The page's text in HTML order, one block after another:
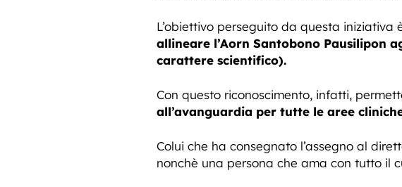
L’obiettivo perseguito da questa iniziativa
allineare l’Aorn Santobono Pausilipon
carattere scientifico).
Con questo riconoscimento, infatti,
all’avanguardia per tutte le aree
Colui che ha consegnato l’assegno al
nonchè una persona che ama con tutto il